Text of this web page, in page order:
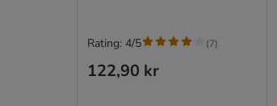
122,90 kr
Rating: 4/5 (7)